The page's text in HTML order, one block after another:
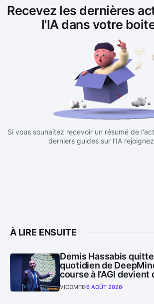
Recevez les dernières
l'IA dans votre
Si vous souhaitez recevoir un résumé de
derniers guides sur l'IA
À LIRE ENSUITE
Demis Hassabis
quotidien de
course à l’AGI devient
VICOMTE 6 AOÛT 2026